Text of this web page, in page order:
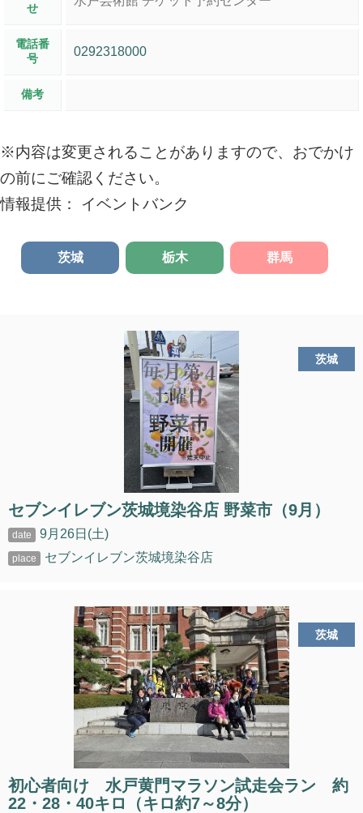
せ
電話番
号
0292318000
備考
※内容は変更されることがありますので、おでかけ
の前にご確認ください。
情報提供： イベントバンク
茨城 栃木 群馬
茨城
セブンイレブン茨城境染谷店 野菜市（9月）
9月26日(土)
セブンイレブン茨城境染谷店
茨城
初心者向け 水戸黄門マラソン試走会ラン 約
22・28・40キロ（キロ約7～8分）